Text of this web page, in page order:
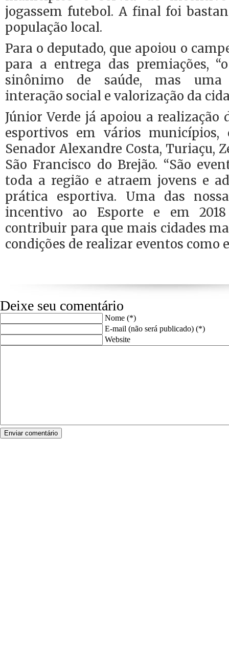
jogassem futebol. A final foi
população local.
Para o deputado, que apoiou o
para a entrega das premiações,
sinônimo de saúde, mas uma
interação social e valorização da
Júnior Verde já apoiou a realização
esportivos em vários municípios,
Senador Alexandre Costa, Turiaçu,
São Francisco do Brejão. “São
toda a região e atraem jovens e
prática esportiva. Uma das
incentivo ao Esporte e em
contribuir para que mais cidades
condições de realizar eventos como
Deixe seu comentário
Nome (*)
E-mail (não será publicado) (*)
Website